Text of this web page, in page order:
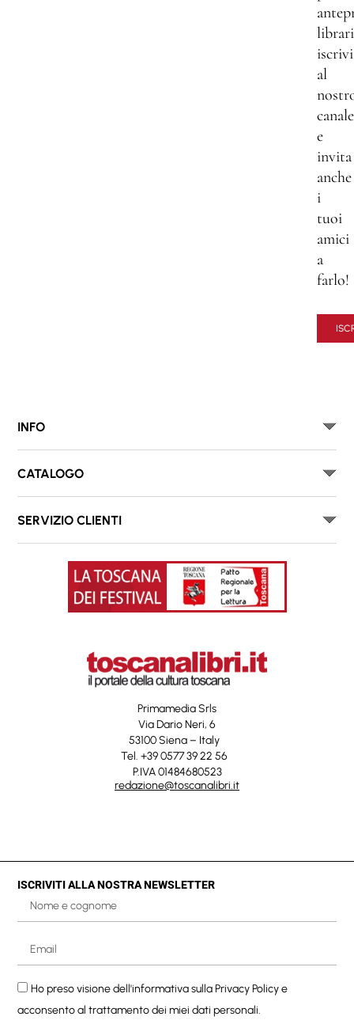
al
canale
e
invita
anche
i
tuoi
amici
a
farlo!
INFO
CATALOGO
SERVIZIO CLIENTI
Primamedia Srls
Via Dario Neri, 6
53100 Siena – Italy
Tel. +39 0577 39 22 56
P.IVA 01484680523
redazione@toscanalibri.it
ISCRIVITI ALLA NOSTRA NEWSLETTER
Ho preso visione dell'informativa sullaPrivacy Policye
acconsento al trattamento dei miei dati personali.